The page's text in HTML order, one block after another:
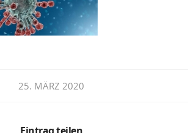
25. MÄRZ 2020